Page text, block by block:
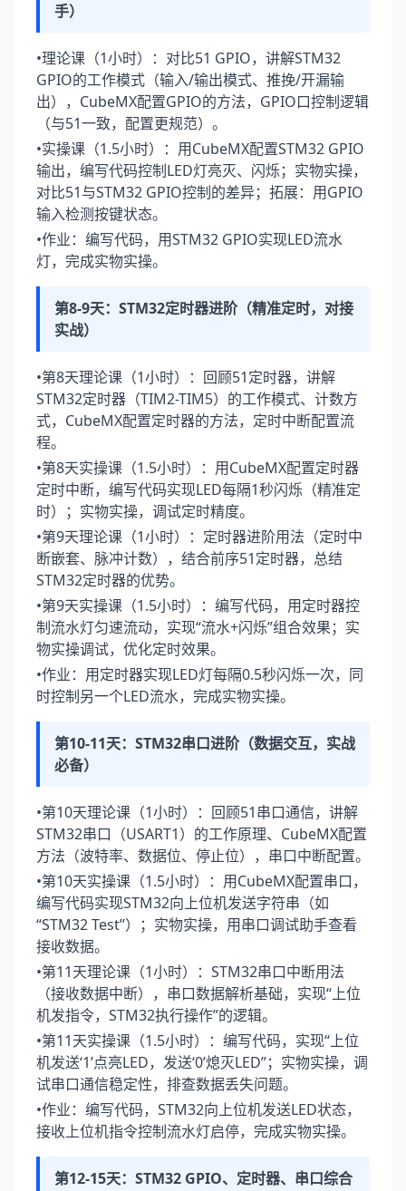
手）
•理论课（1小时）：对比51 GPIO，讲解STM32
GPIO的工作模式（输入/输出模式、推挽/开漏输
出），CubeMX配置GPIO的方法，GPIO口控制逻辑
（与51一致，配置更规范）。
•实操课（1.5小时）：用CubeMX配置STM32 GPIO
输出，编写代码控制LED灯亮灭、闪烁；实物实操，
对比51与STM32 GPIO控制的差异；拓展：用GPIO
输入检测按键状态。
•作业：编写代码，用STM32 GPIO实现LED流水
灯，完成实物实操。
第8-9天：STM32定时器进阶（精准定时，对接
实战）
•第8天理论课（1小时）：回顾51定时器，讲解
STM32定时器（TIM2-TIM5）的工作模式、计数方
式，CubeMX配置定时器的方法，定时中断配置流
程。
•第8天实操课（1.5小时）：用CubeMX配置定时器
定时中断，编写代码实现LED每隔1秒闪烁（精准定
时）；实物实操，调试定时精度。
•第9天理论课（1小时）：定时器进阶用法（定时中
断嵌套、脉冲计数），结合前序51定时器，总结
STM32定时器的优势。
•第9天实操课（1.5小时）：编写代码，用定时器控
制流水灯匀速流动，实现“流水+闪烁”组合效果；实
物实操调试，优化定时效果。
•作业：用定时器实现LED灯每隔0.5秒闪烁一次，同
时控制另一个LED流水，完成实物实操。
第10-11天：STM32串口进阶（数据交互，实战
必备）
•第10天理论课（1小时）：回顾51串口通信，讲解
STM32串口（USART1）的工作原理、CubeMX配置
方法（波特率、数据位、停止位），串口中断配置。
•第10天实操课（1.5小时）：用CubeMX配置串口，
编写代码实现STM32向上位机发送字符串（如
“STM32 Test”）；实物实操，用串口调试助手查看
接收数据。
•第11天理论课（1小时）：STM32串口中断用法
（接收数据中断），串口数据解析基础，实现“上位
机发指令，STM32执行操作”的逻辑。
•第11天实操课（1.5小时）：编写代码，实现“上位
机发送‘1’点亮LED，发送‘0’熄灭LED”；实物实操，调
试串口通信稳定性，排查数据丢失问题。
•作业：编写代码，STM32向上位机发送LED状态，
接收上位机指令控制流水灯启停，完成实物实操。
第12-15天：STM32 GPIO、定时器、串口综合